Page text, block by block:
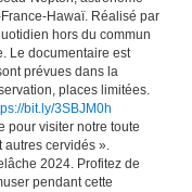
Hawaï. Réalisé par
hors du commun
Le documentaire est
prévues dans la
places limitées.
bit.ly/3SBJM0h
pour visiter notre toute
autres cervidés ».
2024. Profitez de
pendant cette